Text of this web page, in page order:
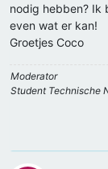
nodig hebben? Ik
even wat er kan!
Groetjes Coco
Moderator
Student Technische